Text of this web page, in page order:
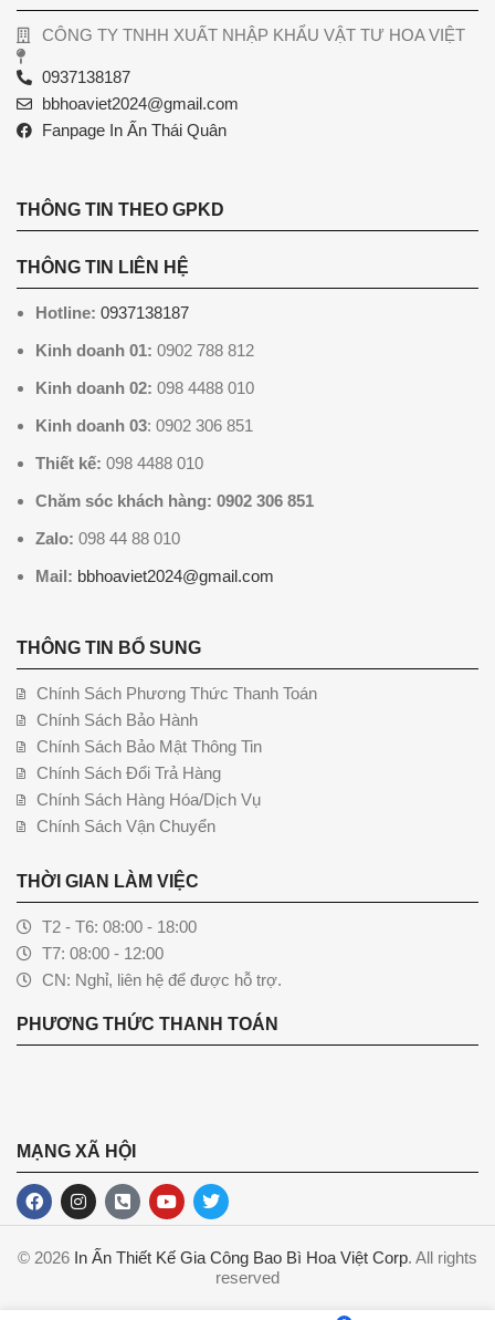
CÔNG TY TNHH XUẤT NHẬP KHẨU VẬT TƯ HOA VIỆT
0937138187
bbhoaviet2024@gmail.com
Fanpage In Ấn Thái Quân
THÔNG TIN THEO GPKD
THÔNG TIN LIÊN HỆ
Hotline: 0937138187
Kinh doanh 01: 0902 788 812
Kinh doanh 02: 098 4488 010
Kinh doanh 03: 0902 306 851
Thiết kế: 098 4488 010
Chăm sóc khách hàng: 0902 306 851
Zalo: 098 44 88 010
Mail: bbhoaviet2024@gmail.com
THÔNG TIN BỔ SUNG
Chính Sách Phương Thức Thanh Toán
Chính Sách Bảo Hành
Chính Sách Bảo Mật Thông Tin
Chính Sách Đổi Trả Hàng
Chính Sách Hàng Hóa/Dịch Vụ
Chính Sách Vận Chuyển
THỜI GIAN LÀM VIỆC
T2 - T6: 08:00 - 18:00
T7: 08:00 - 12:00
CN: Nghỉ, liên hệ để được hỗ trợ.
PHƯƠNG THỨC THANH TOÁN
MẠNG XÃ HỘI
© 2026 In Ấn Thiết Kế Gia Công Bao Bì Hoa Việt Corp. All rights
reserved